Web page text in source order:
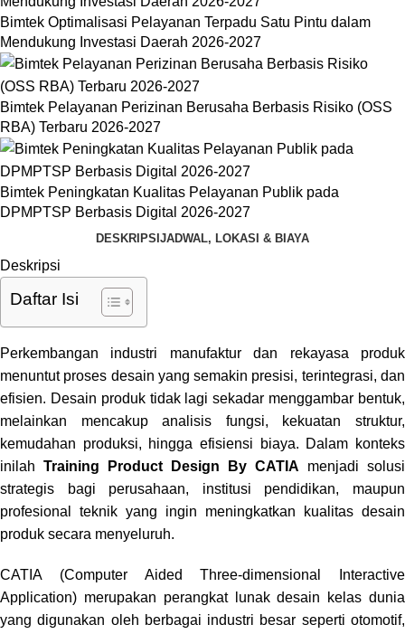
Bimtek Optimalisasi Pelayanan Terpadu Satu Pintu dalam
Mendukung Investasi Daerah 2026-2027
Bimtek Pelayanan Perizinan Berusaha Berbasis Risiko (OSS
RBA) Terbaru 2026-2027
Bimtek Peningkatan Kualitas Pelayanan Publik pada
DPMPTSP Berbasis Digital 2026-2027
DESKRIPSI JADWAL, LOKASI & BIAYA
Deskripsi
Daftar Isi
Perkembangan industri manufaktur dan rekayasa produk
menuntut proses desain yang semakin presisi, terintegrasi, dan
efisien. Desain produk tidak lagi sekadar menggambar bentuk,
melainkan mencakup analisis fungsi, kekuatan struktur,
kemudahan produksi, hingga efisiensi biaya. Dalam konteks
inilah Training Product Design By CATIA menjadi solusi
strategis bagi perusahaan, institusi pendidikan, maupun
profesional teknik yang ingin meningkatkan kualitas desain
produk secara menyeluruh.
CATIA (Computer Aided Three-dimensional Interactive
Application) merupakan perangkat lunak desain kelas dunia
yang digunakan oleh berbagai industri besar seperti otomotif,